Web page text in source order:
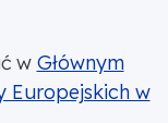
w Głównym
Europejskich w